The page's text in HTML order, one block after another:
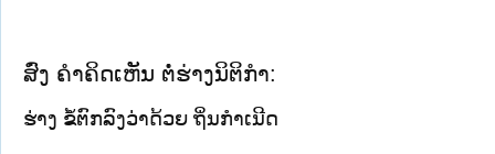
ສົ່ງ ຄໍາຄິດເຫັນ ຕໍ່ຮ່າງນິຕິກໍາ:
ຮ່າງ ຂໍ້ຕົກລົງວ່າດ້ວຍ ຖິ່ນກຳເນີດ